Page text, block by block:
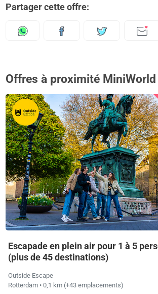
Partager cette offre:
Offres à proximité
Escapade en plein air pour 1 à 5
(plus de 45 destinations)
Outside Escape
Rotterdam • 0,1 km (+43 emplacements)